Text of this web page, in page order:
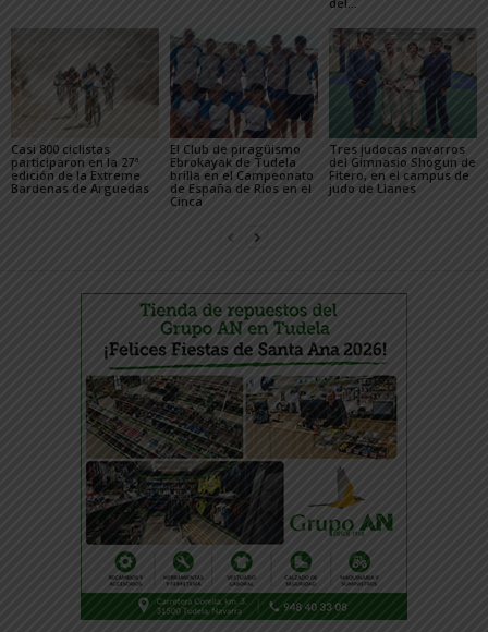
Casi 800 ciclistas
participaron en la 27ª
edición de la Extreme
Bardenas de Arguedas
El Club de piragüismo
Ebrokayak de Tudela
brilla en el Campeonato
de España de Ríos en el
Cinca
Tres judocas navarros
del Gimnasio Shogun de
Fitero, en el campus de
judo de Llanes